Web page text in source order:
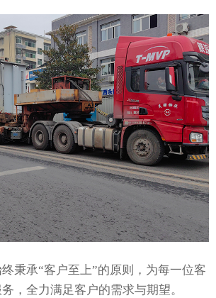
秉承“客户至上”的原则，为每一位客
，全力满足客户的需求与期望。